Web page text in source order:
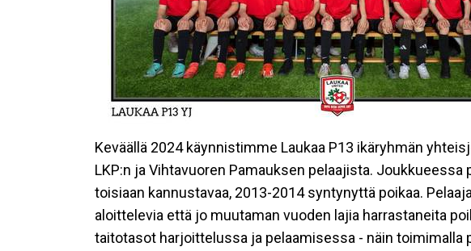
Keväällä 2024 käynnistimme Laukaa P13 ikäryhmän
LKP:n ja Vihtavuoren Pamauksen pelaajista. Joukkueessa
toisiaan kannustavaa, 2013-2014 syntynyttä poikaa.
aloittelevia että jo muutaman vuoden lajia harrastaneita
taitotasot harjoittelussa ja pelaamisessa - näin toimimalla